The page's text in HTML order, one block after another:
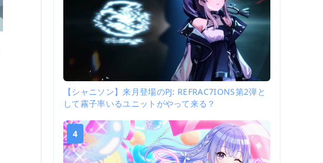
【シャニソン】来月登場のPJ: REFRAC7IONS第2弾と
して霧子率いるユニットがやって来る？
4